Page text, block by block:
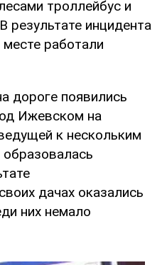
троллейбус и
результате инцидента
работали
дороге появились
Ижевском на
к нескольким
дачах оказались
них немало